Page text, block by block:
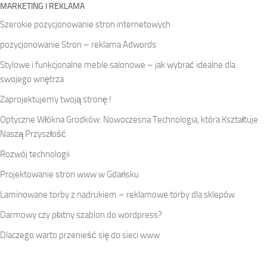
MARKETING I REKLAMA
Szerokie pozycjonowanie stron internetowych
pozycjonowanie Stron – reklama Adwords
Stylowe i funkcjonalne meble salonowe – jak wybrać idealne dla
swojego wnętrza
Zaprojektujemy twoją stronę !
Optyczne Włókna Grodków: Nowoczesna Technologia, która Kształtuje
Naszą Przyszłość
Rozwój technologii
Projektowanie stron www w Gdańsku
Laminowane torby z nadrukiem – reklamowe torby dla sklepów
Darmowy czy płatny szablon do wordpress?
Dlaczego warto przenieść się do sieci www